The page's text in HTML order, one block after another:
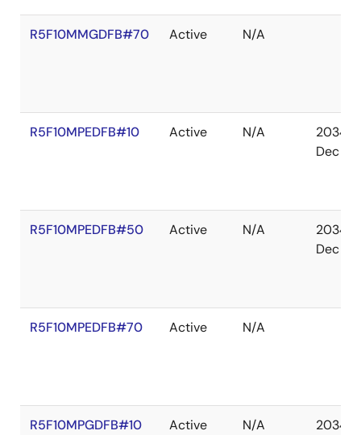
R5F10MMGDFB#70 Active N/A
R5F10MPEDFB#10 Active N/A
2034
Dec
R5F10MPEDFB#50 Active N/A
2034
Dec
R5F10MPEDFB#70 Active N/A
R5F10MPGDFB#10 Active N/A
2034